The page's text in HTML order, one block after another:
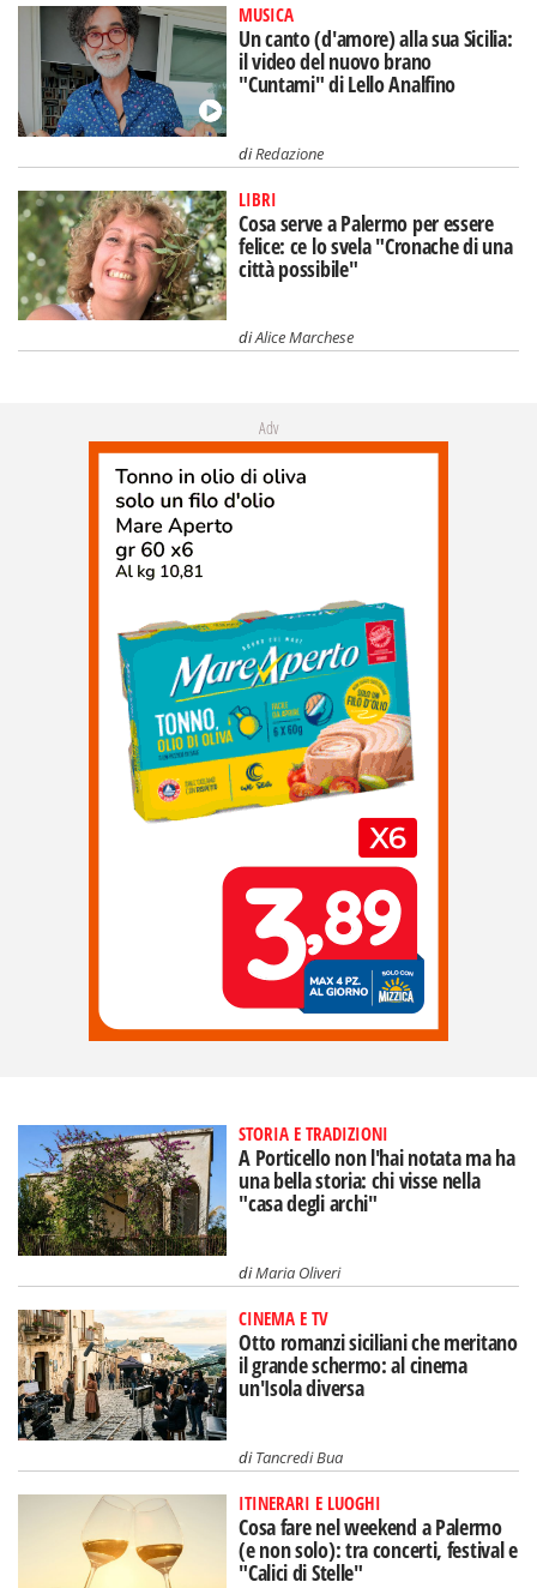
MUSICA
Un canto (d'amore) alla sua Sicilia:
il video del nuovo brano
"Cuntami" di Lello Analfino
diRedazione
LIBRI
Cosa serve a Palermo per essere
felice: ce lo svela "Cronache di una
città possibile"
diAlice Marchese
Adv
STORIA E TRADIZIONI
A Porticello non l'hai notata ma ha
una bella storia: chi visse nella
"casa degli archi"
diMaria Oliveri
CINEMA E TV
Otto romanzi siciliani che meritano
il grande schermo: al cinema
un'Isola diversa
diTancredi Bua
ITINERARI E LUOGHI
Cosa fare nel weekend a Palermo
(e non solo): tra concerti, festival e
"Calici di Stelle"